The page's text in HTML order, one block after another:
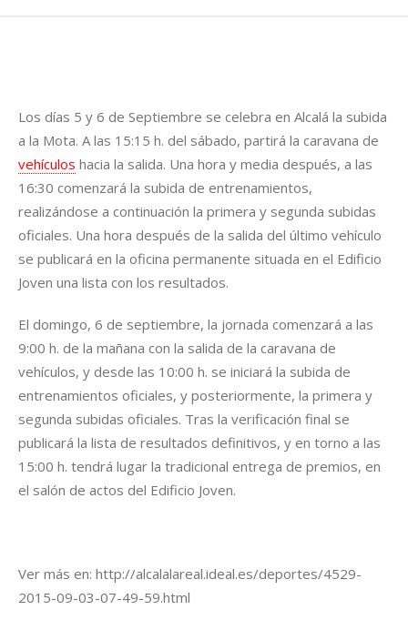
Los días 5 y 6 de Septiembre se celebra en Alcalá la subida
a la Mota. A las 15:15 h. del sábado, partirá la caravana de
vehículos hacia la salida. Una hora y media después, a las
16:30 comenzará la subida de entrenamientos,
realizándose a continuación la primera y segunda subidas
oficiales. Una hora después de la salida del último vehículo
se publicará en la oficina permanente situada en el Edificio
Joven una lista con los resultados.
El domingo, 6 de septiembre, la jornada comenzará a las
9:00 h. de la mañana con la salida de la caravana de
vehículos, y desde las 10:00 h. se iniciará la subida de
entrenamientos oficiales, y posteriormente, la primera y
segunda subidas oficiales. Tras la verificación final se
publicará la lista de resultados definitivos, y en torno a las
15:00 h. tendrá lugar la tradicional entrega de premios, en
el salón de actos del Edificio Joven.
Ver más en: http://alcalalareal.ideal.es/deportes/4529-
2015-09-03-07-49-59.html